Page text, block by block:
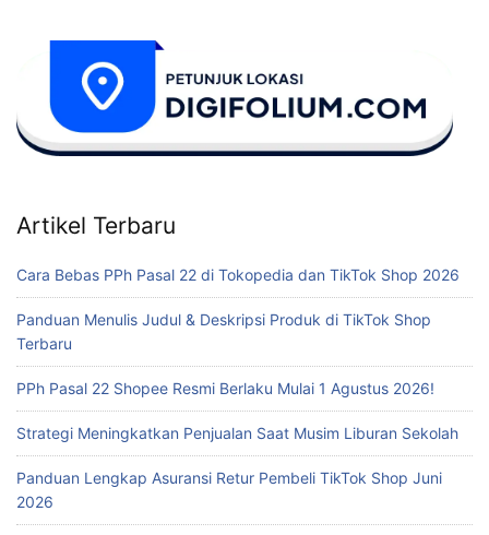
Artikel Terbaru
Cara Bebas PPh Pasal 22 di Tokopedia dan TikTok Shop 2026
Panduan Menulis Judul & Deskripsi Produk di TikTok Shop
Terbaru
PPh Pasal 22 Shopee Resmi Berlaku Mulai 1 Agustus 2026!
Strategi Meningkatkan Penjualan Saat Musim Liburan Sekolah
Panduan Lengkap Asuransi Retur Pembeli TikTok Shop Juni
2026